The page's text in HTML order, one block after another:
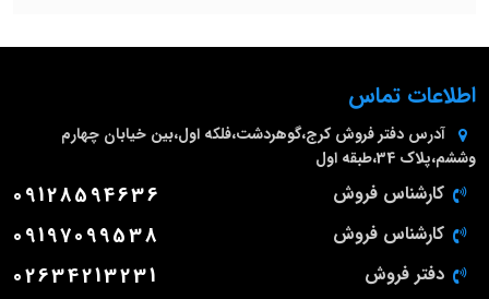
اطلاعات تماس
آدرس دفتر فروش کرج،گوهردشت،فلکه اول،بین خیابان چهارم
وششم،پلاک 34،طبقه اول
کارشناس فروش 09128594636
کارشناس فروش 09197099538
دفتر فروش 02634213231